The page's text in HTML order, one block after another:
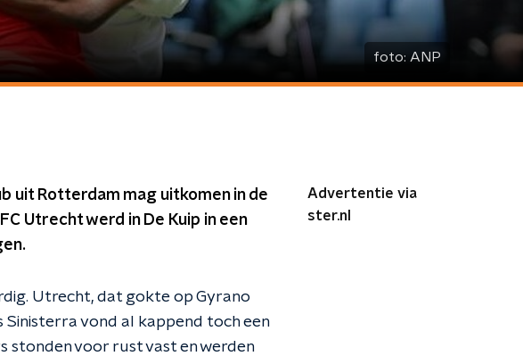
foto: ANP
uit Rotterdam mag uitkomen in de
Utrecht werd in De Kuip in een
Utrecht, dat gokte op Gyrano
Sinisterra vond al kappend toch een
stonden voor rust vast en werden
Advertentie via
ster.nl